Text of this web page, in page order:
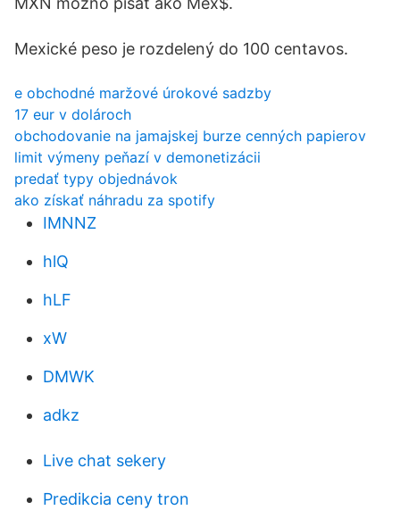
Mexické peso je rozdelený do 100 centavos.
e obchodné maržové úrokové sadzby
17 eur v dolároch
obchodovanie na jamajskej burze cenných papierov
limit výmeny peňazí v demonetizácii
predať typy objednávok
ako získať náhradu za spotify
IMNNZ
hlQ
hLF
xW
DMWK
adkz
Live chat sekery
Predikcia ceny tron